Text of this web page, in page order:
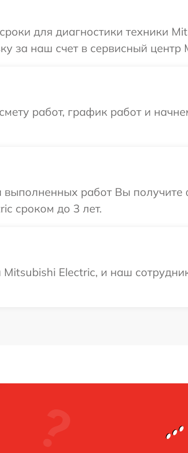
для диагностики техники
за наш счет в сервисный центр
работ, график работ и
выполненных работ Вы
сроком до 3 лет.
Electric, и наш